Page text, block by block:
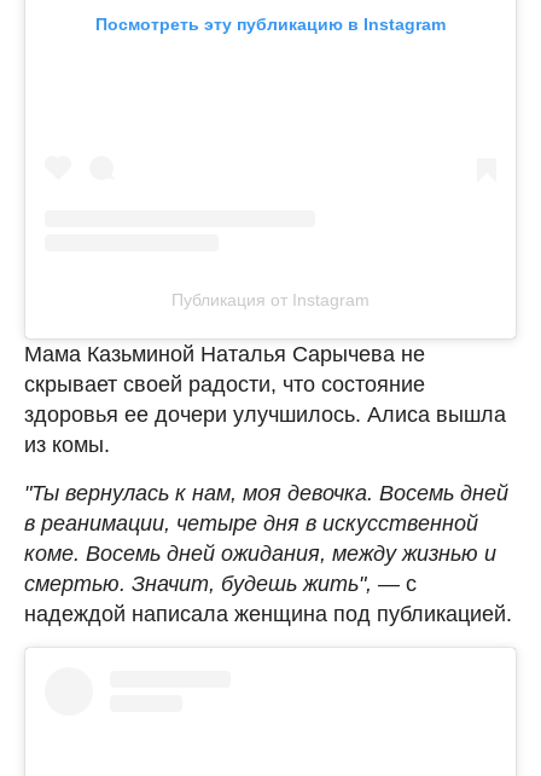
Посмотреть эту публикацию в Instagram
Публикация от Instagram
Мама Казьминой Наталья Сарычева не
скрывает своей радости, что состояние
здоровья ее дочери улучшилось. Алиса вышла
из комы.
"Ты вернулась к нам, моя девочка. Восемь дней
в реанимации, четыре дня в искусственной
коме. Восемь дней ожидания, между жизнью и
смертью. Значит, будешь жить", — с
надеждой написала женщина под публикацией.